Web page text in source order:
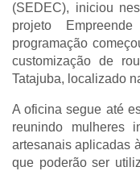
(SEDEC), iniciou
projeto
programação
customização de
Tatajuba, localizado
A oficina segue até
reunindo mulheres
artesanais aplicadas
que poderão ser